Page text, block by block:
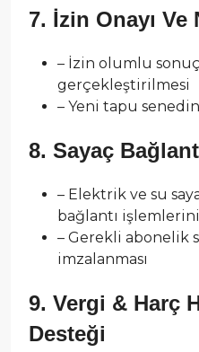
7. İzin Onayı
– İzin olumlu
gerçekleştirilmesi
– Yeni tapu
8. Sayaç
– Elektrik ve su
bağlantı
– Gerekli abonelik
imzalanması
9. Vergi & Harç
Desteği